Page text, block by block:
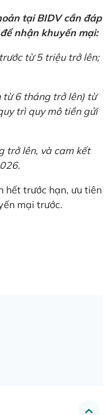
tại BIDV cần đáp
nhận khuyến mại:
từ 5 triệu trở lên;
từ 6 tháng trở lên) từ
trì quy mô tiền gửi
trở lên, và cam kết
hết trước hạn, ưu tiên
mại trước.